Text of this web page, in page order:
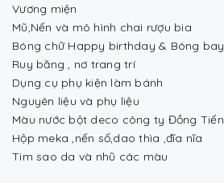
Vương miện
Mũ,Nến và mô hình chai rượu bia
Bóng chữ Happy birthday & Bóng bay
Ruy băng , nơ trang trí
Dụng cụ phụ kiện làm bánh
Nguyên liệu và phụ liệu
Màu nước bột deco công ty Đồng Tiến
Hộp meka ,nến số,dao thìa ,đĩa nĩa
Tim sao da và nhũ các màu